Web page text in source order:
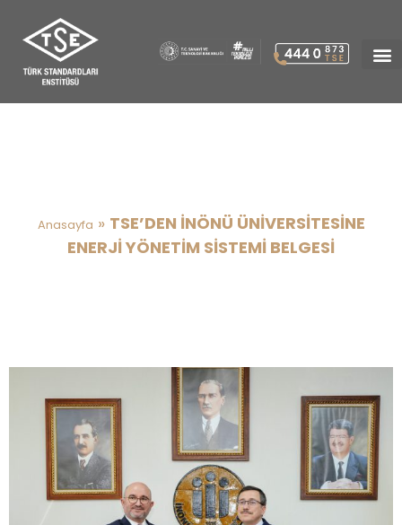
Anasayfa » TSE’DEN İNÖNÜ ÜNİVERSİTESİNE
ENERJİ YÖNETİM SİSTEMİ BELGESİ